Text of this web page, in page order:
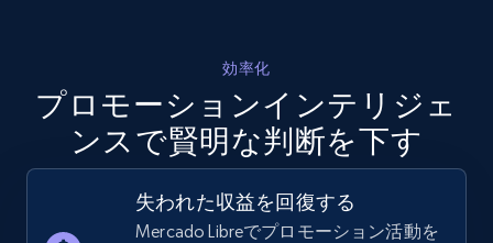
Walmart - products - Discover products by
using sku numbers
URL, Final price, Sku, Currency, Gtin,
Specifications, Image urls, Top reviews, and
効率化
プロモーションインテリジェ
ンスで賢明な判断を下す
失われた収益を回復する
Mercado Libreでプロモーション活動を